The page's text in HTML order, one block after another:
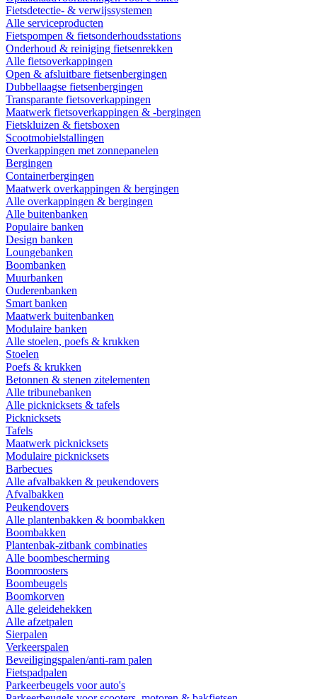
Fietsdetectie- & verwijssystemen
Alle serviceproducten
Fietspompen & fietsonderhoudsstations
Onderhoud & reiniging fietsenrekken
Alle fietsoverkappingen
Open & afsluitbare fietsenbergingen
Dubbellaagse fietsenbergingen
Transparante fietsoverkappingen
Maatwerk fietsoverkappingen & -bergingen
Fietskluizen & fietsboxen
Scootmobielstallingen
Overkappingen met zonnepanelen
Bergingen
Containerbergingen
Maatwerk overkappingen & bergingen
Alle overkappingen & bergingen
Alle buitenbanken
Populaire banken
Design banken
Loungebanken
Boombanken
Muurbanken
Ouderenbanken
Smart banken
Maatwerk buitenbanken
Modulaire banken
Alle stoelen, poefs & krukken
Stoelen
Poefs & krukken
Betonnen & stenen zitelementen
Alle tribunebanken
Alle picknicksets & tafels
Picknicksets
Tafels
Maatwerk picknicksets
Modulaire picknicksets
Barbecues
Alle afvalbakken & peukendovers
Afvalbakken
Peukendovers
Alle plantenbakken & boombakken
Boombakken
Plantenbak-zitbank combinaties
Alle boombescherming
Boomroosters
Boombeugels
Boomkorven
Alle geleidehekken
Alle afzetpalen
Sierpalen
Verkeerspalen
Beveiligingspalen/anti-ram palen
Fietspadpalen
Parkeerbeugels voor auto's